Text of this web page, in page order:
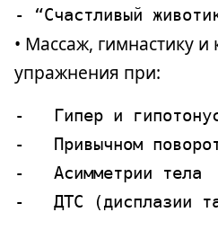
• Массаж, гимнастику
упражнения при:
-   Гипер и
-   Привычном
-   Асимметрии тела